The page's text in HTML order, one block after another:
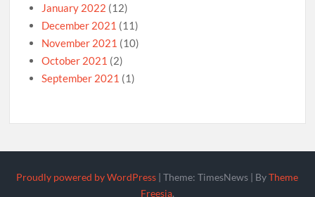
January 2022 (12)
December 2021 (11)
November 2021 (10)
October 2021 (2)
September 2021 (1)
Proudly powered by WordPress |Theme: TimesNews | ByTheme
Freesia.